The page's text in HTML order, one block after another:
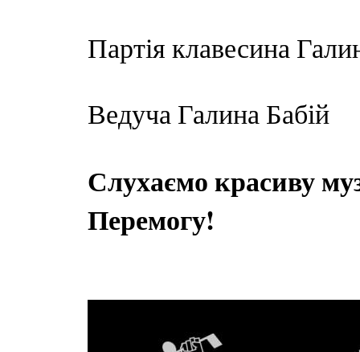
Партія клавесина
Ведуча Галина Бабій
Слухаємо красиву
Перемогу!